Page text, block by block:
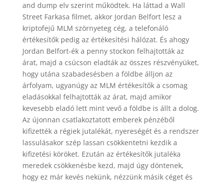
and dump elv szerint működtek. Ha láttad a Wall
Street Farkasa filmet, akkor Jordan Belfort lesz a
kriptofejű MLM szörnyeteg cég, a telefonáló
értékesítők pedig az értékesítési hálózat. És ahogy
Jordan Belfort-ék a penny stockon felhajtották az
árat, majd a csúcson eladták az összes részvényüket,
hogy utána szabadesésben a földbe álljon az
árfolyam, ugyanúgy az MLM értékesítők a csomag
eladásokkal felhajtották az árat, majd amikor
kevesebb eladó lett mint vevő a földbe is állt a dolog.
Az újonnan csatlakoztatott emberek pénzéből
kifizették a régiek jutalékát, nyereségét és a rendszer
lassulásakor szép lassan csökkentetni kezdik a
kifizetési köröket. Ezután az értékesítők jutaléka
meredek csökkenésbe kezd, majd úgy döntenek,
hogy ez már kevés nekünk, nézzünk másik céget és